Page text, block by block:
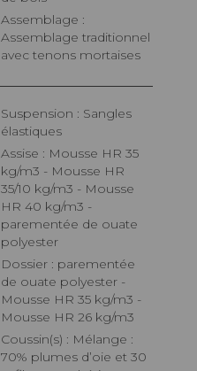
Assemblage :
Assemblage traditionnel
avec tenons mortaises
Suspension : Sangles
élastiques
Assise : Mousse HR 35
kg/m3 - Mousse HR
35/10 kg/m3 - Mousse
HR 40 kg/m3 -
parementée de ouate
polyester
Dossier : parementée
de ouate polyester -
Mousse HR 35 kg/m3 -
Mousse HR 26 kg/m3
Coussin(s) : Mélange :
70% plumes d’oie et 30